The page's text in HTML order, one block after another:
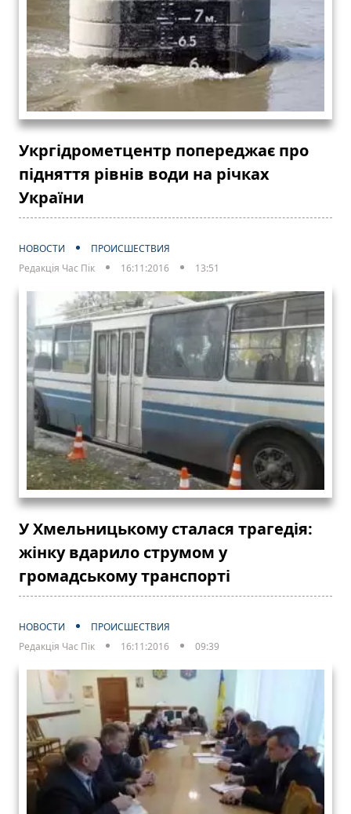
Укргідрометцентр попереджає про
підняття рівнів води на річках
України
НОВОСТИ
ПРОИСШЕСТВИЯ
Редакція Час Пік
16:11:2016 13:51
У Хмельницькому сталася трагедія:
жінку вдарило струмом у
громадському транспорті
НОВОСТИ
ПРОИСШЕСТВИЯ
Редакція Час Пік
16:11:2016 09:39